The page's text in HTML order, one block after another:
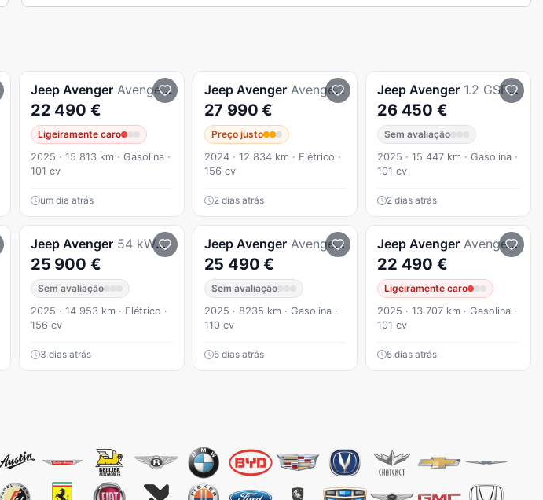
Jeep Avenger Avenger 1.2 GSE T3 Altitude
22 490 €
Ligeiramente caro
2025 · 15 813 km · Gasolina ·
101 cv
um dia atrás
Jeep Avenger Avenger 54 kWh Summit
27 990 €
Preço justo
2024 · 12 834 km · Elétrico ·
156 cv
2 dias atrás
Jeep Avenger 1.2 GSE T3 Summit
26 450 €
Sem avaliação
2025 · 15 447 km · Gasolina ·
101 cv
2 dias atrás
Jeep Avenger 54 kWh Altitude
25 900 €
Sem avaliação
2025 · 14 953 km · Elétrico ·
156 cv
3 dias atrás
Jeep Avenger Avenger 1.2 e-Hybrid Altitude DCT
25 490 €
Sem avaliação
2025 · 8235 km · Gasolina ·
110 cv
5 dias atrás
Jeep Avenger Avenger 1.2 GSE T3 Altitude
22 490 €
Ligeiramente caro
2025 · 13 707 km · Gasolina ·
101 cv
5 dias atrás